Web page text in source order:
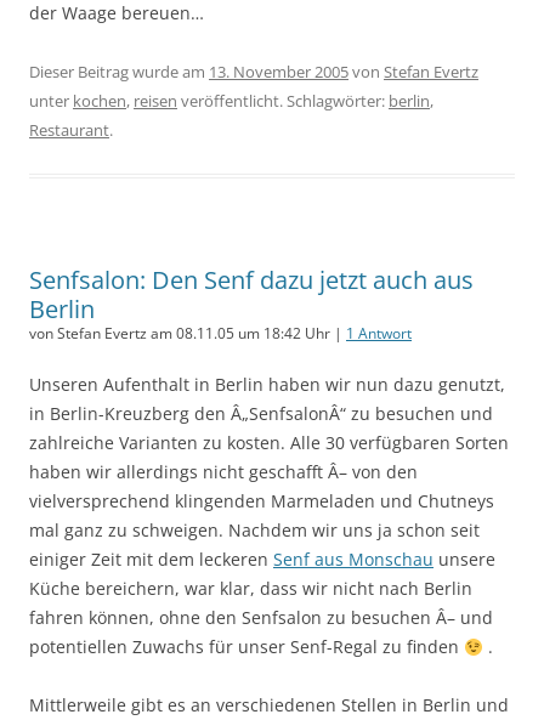
der Waage bereuen…
Dieser Beitrag wurde am 13. November 2005von Stefan Evertz
unter kochen, reisen veröffentlicht. Schlagwörter: berlin,
Restaurant.
Senfsalon: Den Senf dazu jetzt auch aus
Berlin
von Stefan Evertz am 08.11.05 um 18:42 Uhr | 1 Antwort
Unseren Aufenthalt in Berlin haben wir nun dazu genutzt,
in Berlin-Kreuzberg den Â„SenfsalonÂ“ zu besuchen und
zahlreiche Varianten zu kosten. Alle 30 verfügbaren Sorten
haben wir allerdings nicht geschafft Â– von den
vielversprechend klingenden Marmeladen und Chutneys
mal ganz zu schweigen. Nachdem wir uns ja schon seit
einiger Zeit mit dem leckeren Senf aus Monschau unsere
Küche bereichern, war klar, dass wir nicht nach Berlin
fahren können, ohne den Senfsalon zu besuchen Â– und
potentiellen Zuwachs für unser Senf-Regal zu finden
.
Mittlerweile gibt es an verschiedenen Stellen in Berlin und